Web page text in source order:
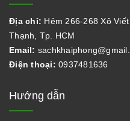
Địa chỉ: Hẻm 266-268 Xô
Thạnh, Tp. HCM
Email:
Điện thoại: 0937481636
Hướng dẫn